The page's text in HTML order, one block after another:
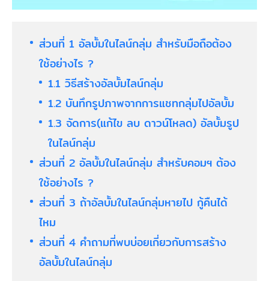
ส่วนที่ 1 อัลบั้มในไลน์กลุ่ม สำหรับมือถือต้อง
ใช้อย่างไร ?
1.1 วิธีสร้างอัลบั้มไลน์กลุ่ม
1.2 บันทึกรูปภาพจากการแชทกลุ่มไปอัลบั้ม
1.3 จัดการ(แก้ไข ลบ ดาวน์โหลด) อัลบั้มรูป
ในไลน์กลุ่ม
ส่วนที่ 2 อัลบั้มในไลน์กลุ่ม สำหรับคอมฯ ต้อง
ใช้อย่างไร ?
ส่วนที่ 3 ถ้าอัลบั้มในไลน์กลุ่มหายไป กู้คืนได้
ไหม
ส่วนที่ 4 คำถามที่พบบ่อยเกี่ยวกับการสร้าง
อัลบั้มในไลน์กลุ่ม